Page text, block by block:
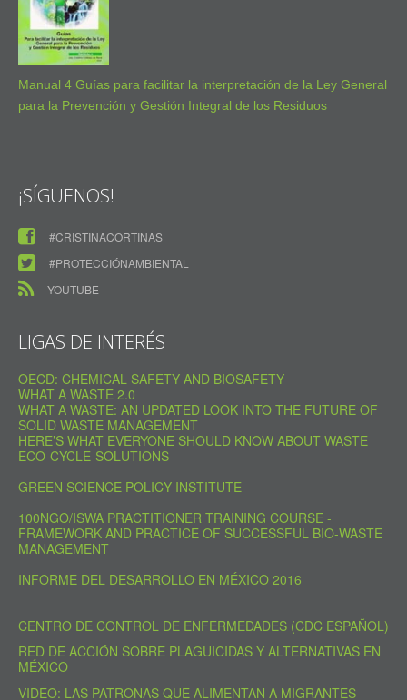
Manual 4 Guías para facilitar la interpretación de la Ley General
para la Prevención y Gestión Integral de los Residuos
¡SÍGUENOS!
#CRISTINACORTINAS
#PROTECCIÓNAMBIENTAL
YOUTUBE
LIGAS DE INTERÉS
OECD: CHEMICAL SAFETY AND BIOSAFETY
WHAT A WASTE 2.0
WHAT A WASTE: AN UPDATED LOOK INTO THE FUTURE OF
SOLID WASTE MANAGEMENT
HERE’S WHAT EVERYONE SHOULD KNOW ABOUT WASTE
ECO-CYCLE-SOLUTIONS
GREEN SCIENCE POLICY INSTITUTE
100NGO/ISWA PRACTITIONER TRAINING COURSE -
FRAMEWORK AND PRACTICE OF SUCCESSFUL BIO-WASTE
MANAGEMENT
INFORME DEL DESARROLLO EN MÉXICO 2016
CENTRO DE CONTROL DE ENFERMEDADES (CDC ESPAÑOL)
RED DE ACCIÓN SOBRE PLAGUICIDAS Y ALTERNATIVAS EN
MÉXICO
VIDEO: LAS PATRONAS QUE ALIMENTAN A MIGRANTES